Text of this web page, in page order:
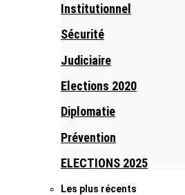
Institutionnel
Sécurité
Judiciaire
Elections 2020
Diplomatie
Prévention
ELECTIONS 2025
Les plus récents